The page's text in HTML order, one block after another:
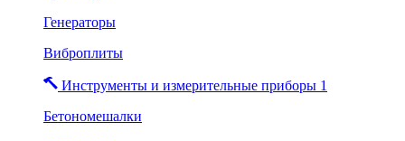
Генераторы
Виброплиты
Инструменты и измерительные приборы 1
Бетономешалки